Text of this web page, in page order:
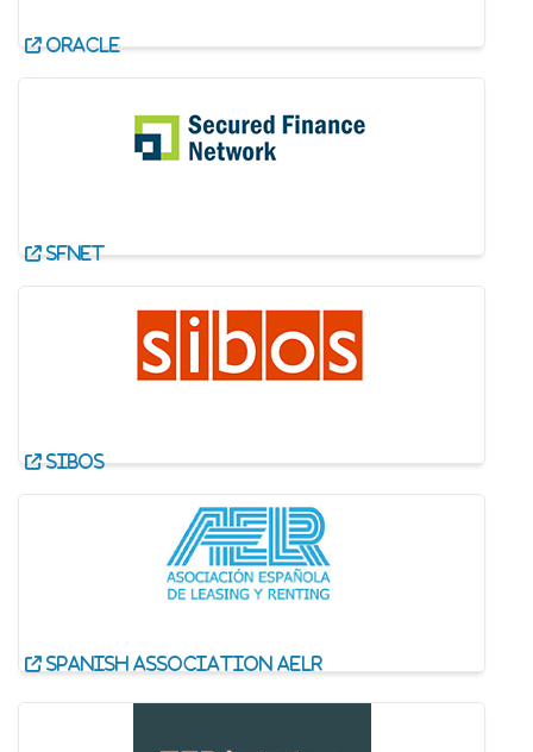
Oracle
SFNet
SIBOS
Spanish association AELR